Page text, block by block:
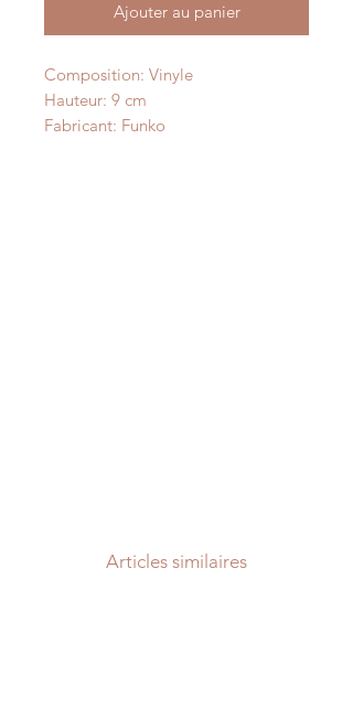
Ajouter au panier
Composition: Vinyle
Hauteur: 9 cm
Fabricant: Funko
Articles similaires